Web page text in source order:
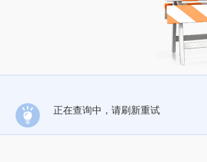
正在查询中，请刷新重试